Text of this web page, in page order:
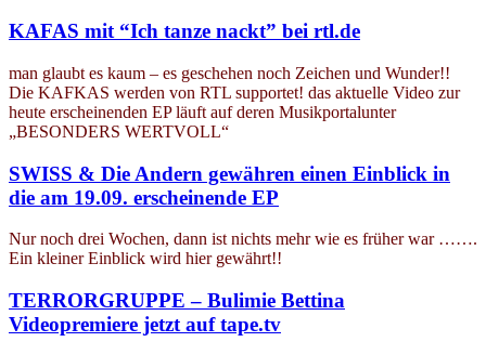
KAFAS mit “Ich tanze nackt” bei rtl.de
man glaubt es kaum – es geschehen noch Zeichen und Wunder!!
Die KAFKAS werden von RTL supportet! das aktuelle Video zur
heute erscheinenden EP läuft auf deren Musikportalunter
„BESONDERS WERTVOLL“
SWISS & Die Andern gewähren einen Einblick in
die am 19.09. erscheinende EP
Nur noch drei Wochen, dann ist nichts mehr wie es früher war …….
Ein kleiner Einblick wird hier gewährt!!
TERRORGRUPPE – Bulimie Bettina
Videopremiere jetzt auf tape.tv